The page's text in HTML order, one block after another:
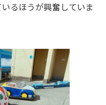
るほうが興奮していま